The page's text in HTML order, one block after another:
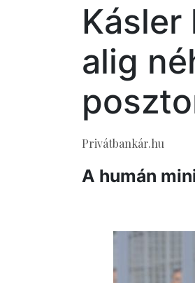
alig
Privátbankár.hu
A humán